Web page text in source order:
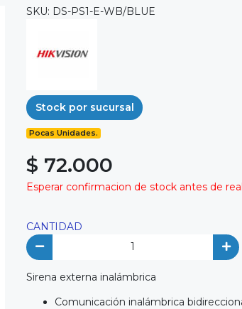
SKU: DS-PS1-E-WB/BLUE
Stock por sucursal
Pocas Unidades.
$ 72.000
Esperar confirmacion de stock antes de
CANTIDAD
Sirena externa inalámbrica
Comunicación inalámbrica